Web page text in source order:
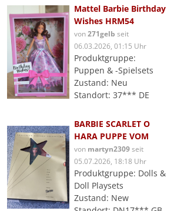
Mattel Barbie Birthday
Wishes HRM54
von271gelb seit
06.03.2026, 01:15 Uhr
Produktgruppe:
Puppen & -Spielsets
Zustand: Neu
Standort: 37*** DE
BARBIE SCARLET O
HARA PUPPE VOM
von martyn2309seit
05.07.2026, 18:18 Uhr
Produktgruppe: Dolls &
Doll Playsets
Zustand: New